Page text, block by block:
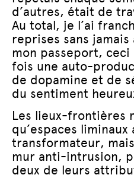
d’autres, était de
Au total, je l’ai
reprises sans
mon passeport, ceci
fois une auto-
de dopamine et de
du sentiment
Les lieux-frontières
qu’espaces
transformateur,
mur anti-intrusion,
deux de leurs